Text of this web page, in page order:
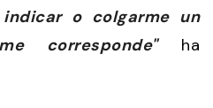
o colgarme un
corresponde"ha